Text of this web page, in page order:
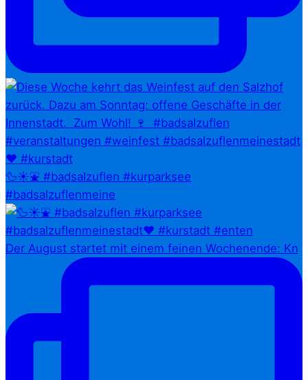
🦆☀️⛲ #badsalzuflen #kurparksee
#badsalzuflenmeine
Der August startet mit einem feinen Wochenende: Kn